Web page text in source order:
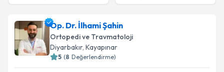
Op. Dr. İlhami Şahin
Ortopedi ve Travmatoloji
Diyarbakır, Kayapınar
5 (8 Değerlendirme)